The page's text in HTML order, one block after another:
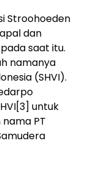
Stroohoeden
dan
saat itu.
namanya
(SHVI).
untuk
PT